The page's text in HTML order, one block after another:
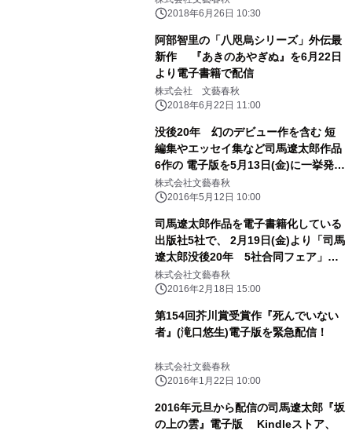
2018年6月26日 10:30
阿部智里の「八咫烏シリーズ」外伝最
新作 『あきのあやぎぬ』を6月22日
より電子書籍で配信
株式会社 文藝春秋
2018年6月22日 11:00
没後20年 幻のデビュー作を含む 短
編集やエッセイ集など司馬遼太郎作品
6作の 電子版を5月13日(金)に一挙発
売！
株式会社文藝春秋
2016年5月12日 10:00
司馬遼太郎作品を電子書籍化している
出版社5社で、 2月19日(金)より「司馬
遼太郎没後20年 5社合同フェア」展
開！
株式会社文藝春秋
2016年2月18日 15:00
第154回芥川賞受賞作『死んでいない
者』(滝口悠生)電子版を緊急配信！
株式会社文藝春秋
2016年1月22日 10:00
2016年元旦から配信の司馬遼太郎『坂
の上の雲』電子版 Kindleストア、